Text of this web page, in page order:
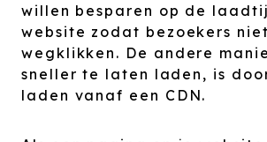
willen besparen op de
website zodat bezoekers
wegklikken. De andere
sneller te laten laden, is
laden vanaf een CDN.